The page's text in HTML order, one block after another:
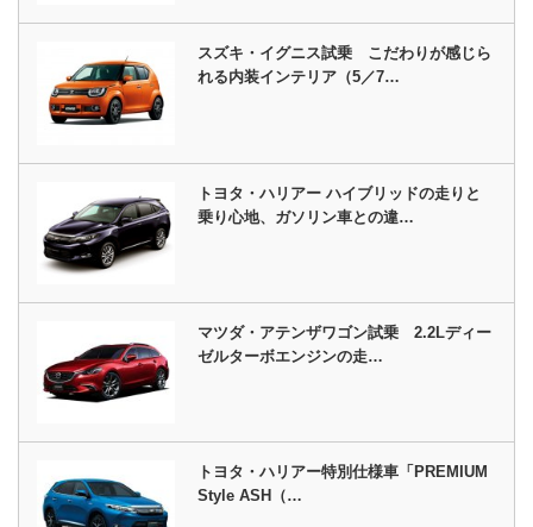
スズキ・イグニス試乗 こだわりが感じら
れる内装インテリア（5／7…
トヨタ・ハリアー ハイブリッドの走りと
乗り心地、ガソリン車との違…
マツダ・アテンザワゴン試乗 2.2Lディー
ゼルターボエンジンの走…
トヨタ・ハリアー特別仕様車「PREMIUM
Style ASH（…